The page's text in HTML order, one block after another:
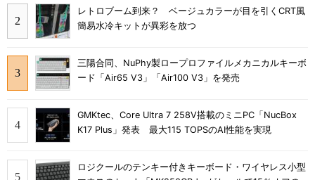
レトロブーム到来？ ベージュカラーが目を引くCRT風
簡易水冷キットが異彩を放つ
三陽合同、NuPhy製ロープロファイルメカニカルキーボ
ード「Air65 V3」「Air100 V3」を発売
GMKtec、Core Ultra 7 258V搭載のミニPC「NucBox
K17 Plus」発表 最大115 TOPSのAI性能を実現
ロジクールのテンキー付きキーボード・ワイヤレス小型